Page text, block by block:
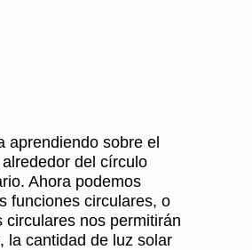
aprendiendo sobre el
del círculo
Ahora podemos
funciones circulares, o
nos permitirán
la cantidad de luz solar